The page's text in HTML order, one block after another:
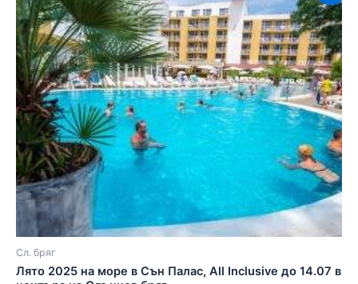
Сл. бряг
Лято 2025 на море в Сън Палас, All Inclusive до 14.07 в